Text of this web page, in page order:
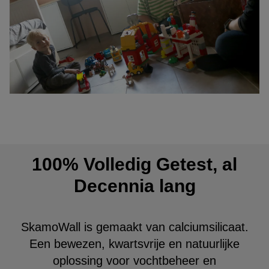
100% Volledig Getest, al
Decennia lang
SkamoWall is gemaakt van calciumsilicaat.
Een bewezen, kwartsvrije en natuurlijke
oplossing voor vochtbeheer en